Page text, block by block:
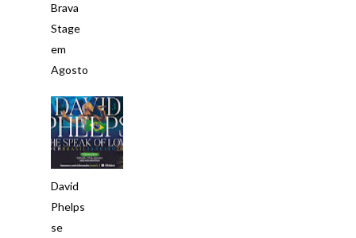
Brava
Stage
em
Agosto
David
Phelps
se